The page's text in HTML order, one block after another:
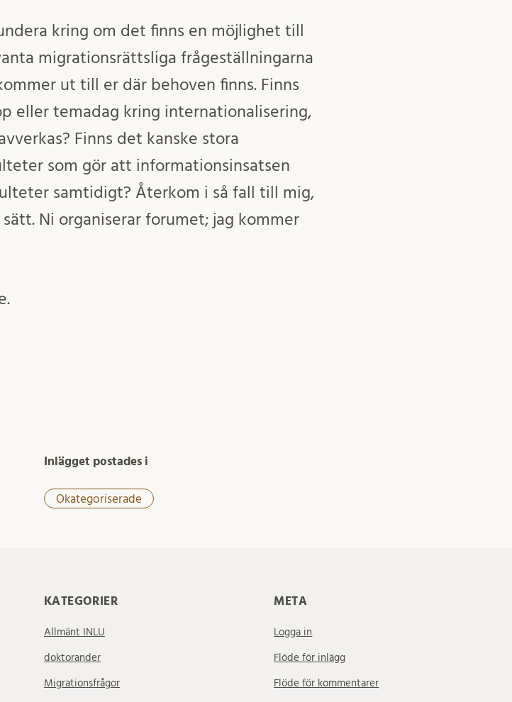
kring om det finns en möjlighet till
migrationsrättsliga frågeställningarna
ut till er där behoven finns. Finns
eller temadag kring internationalisering,
Finns det kanske stora
som gör att informationsinsatsen
samtidigt? Återkom i så fall till mig,
Ni organiserar forumet; jag kommer
Inlägget postades i
Okategoriserade
KATEGORIER
Allmänt INLU
doktorander
Migrationsfrågor
META
Logga in
Flöde för inlägg
Flöde för kommentarer